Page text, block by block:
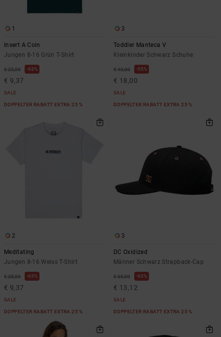
1
Insert A Coin
Jungen 8-16 Grün T-Shirt
€ 25,00 63%
€ 9,37
SALE
DOPPELTER RABATT EXTRA 25 %
3
Toddler Manteca V
Kleinkinder Schwarz Schuhe
€ 40,00 55%
€ 18,00
SALE
DOPPELTER RABATT EXTRA 25 %
2
Meditating
Jungen 8-16 Weiss T-Shirt
€ 25,00 63%
€ 9,37
SALE
DOPPELTER RABATT EXTRA 25 %
3
DC Oxidized
Männer Schwarz Strapback-Cap
€ 35,00 63%
€ 13,12
SALE
DOPPELTER RABATT EXTRA 25 %